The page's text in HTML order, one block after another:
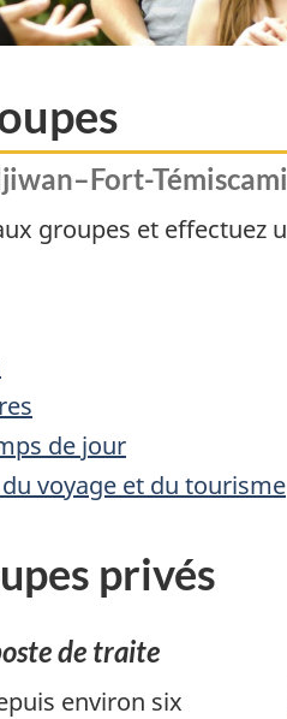
groupes et effectuez
de jour
voyage et du tourisme
privés
de traite
environ six